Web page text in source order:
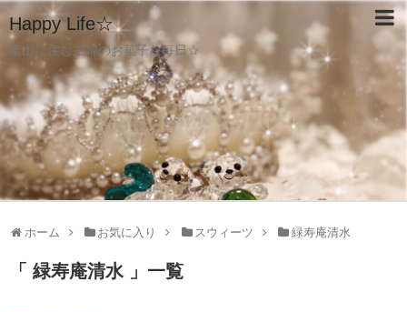
Happy Life☆
葉山に住む主婦のお菓子な毎日☆
ホーム お気に入り スウィーツ 緑寿庵清水
「 緑寿庵清水 」一覧